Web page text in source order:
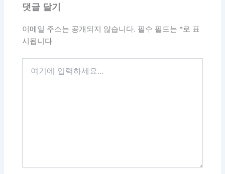
댓글 달기
이메일 주소는 공개되지 않습니다. 필수 필드는 *로 표
시됩니다